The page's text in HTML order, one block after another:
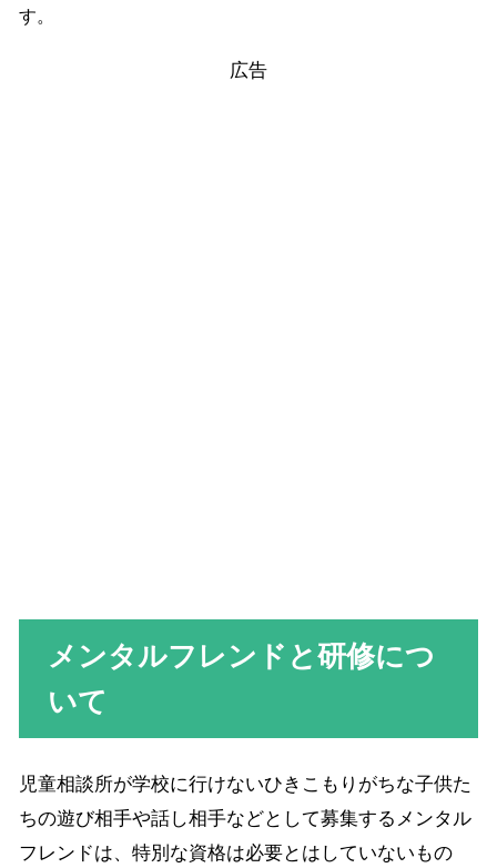
す。
メンタルフレンドと研修につ
いて
児童相談所が学校に行けないひきこもりがちな子供た
ちの遊び相手や話し相手などとして募集するメンタル
フレンドは、特別な資格は必要とはしていないもの